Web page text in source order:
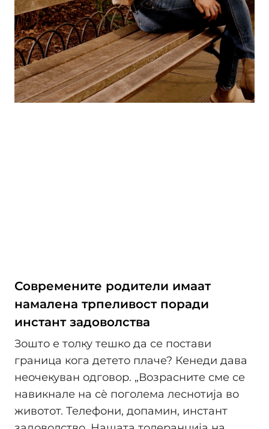
Современите родители имаат
намалена трпеливост поради
инстант задоволства
Зошто е толку тешко да се постави
граница кога детето плаче? Кенеди дава
неочекуван одговор. „Возрасните сме се
навикнале на сè поголема леснотија во
животот. Телефони, допамин, инстант